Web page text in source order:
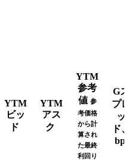
YTM
ビッ
ド
YTM
アス
ク
YTM
参考
値 参
考価格
から計
算され
た最終
利回り
Gス
プ
ッ
ド
bp